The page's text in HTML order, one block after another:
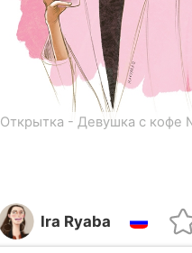
Открытка - Девушка с кофе
Ira Ryaba